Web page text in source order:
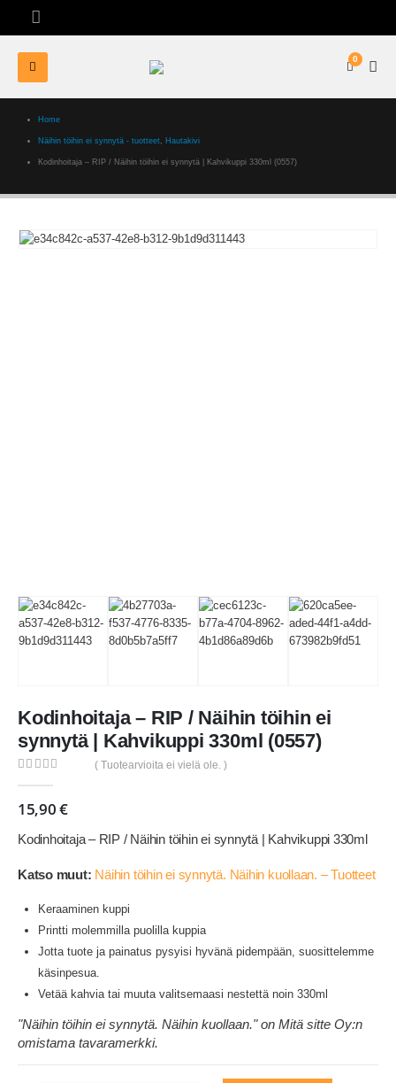
0
Home
Näihin töihin ei synnytä - tuotteet, Hautakivi
Kodinhoitaja – RIP / Näihin töihin ei synnytä | Kahvikuppi 330ml (0557)
Kodinhoitaja – RIP / Näihin töihin ei
synnytä | Kahvikuppi 330ml (0557)
( Tuotearvioita ei vielä ole. )
15,90€
Kodinhoitaja – RIP / Näihin töihin ei synnytä | Kahvikuppi 330ml
Katso muut: Näihin töihin ei synnytä. Näihin kuollaan. – Tuotteet
Keraaminen kuppi
Printti molemmilla puolilla kuppia
Jotta tuote ja painatus pysyisi hyvänä pidempään, suosittelemme
käsinpesua.
Vetää kahvia tai muuta valitsemaasi nestettä noin 330ml
"Näihin töihin ei synnytä. Näihin kuollaan." on Mitä sitte Oy:n
omistama tavaramerkki.